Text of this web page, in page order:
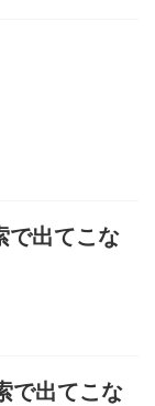
で出てこな
で出てこな